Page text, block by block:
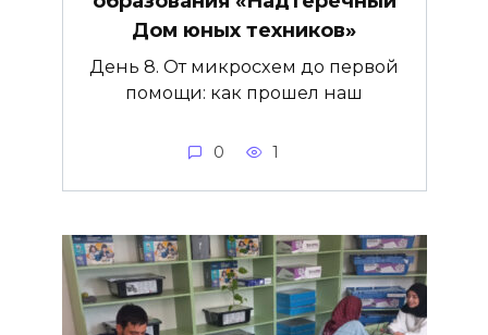
Дом юных техников»
День 8. От микросхем до первой
помощи: как прошел наш
0 1